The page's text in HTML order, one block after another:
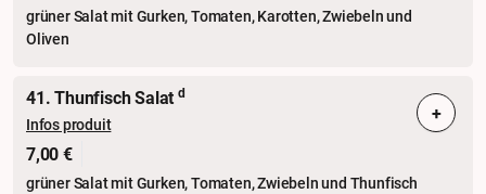
grüner Salat mit Gurken, Tomaten, Karotten, Zwiebeln und
Oliven
41. Thunfisch Salat d
Infos produit
7,00 €
grüner Salat mit Gurken, Tomaten, Zwiebeln und Thunfisch
+